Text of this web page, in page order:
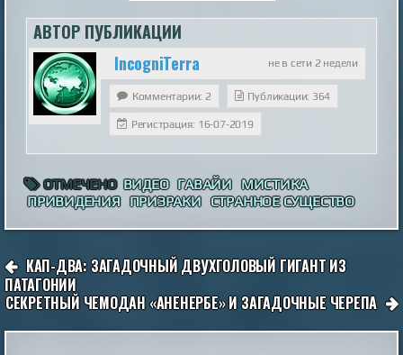
АВТОР ПУБЛИКАЦИИ
не в сети 2 недели
IncogniTerra
Комментарии: 2 Публикации: 364
Регистрация: 16-07-2019
ОТМЕЧЕНО ВИДЕО ГАВАЙИ МИСТИКА
ПРИВИДЕНИЯ ПРИЗРАКИ СТРАННОЕ СУЩЕСТВО
НАВИГАЦИЯ
ПО
ЗАПИСЯМ
КАП-ДВА: ЗАГАДОЧНЫЙ ДВУХГОЛОВЫЙ ГИГАНТ ИЗ
ПАТАГОНИИ
СЕКРЕТНЫЙ ЧЕМОДАН «АНЕНЕРБЕ» И ЗАГАДОЧНЫЕ ЧЕРЕПА